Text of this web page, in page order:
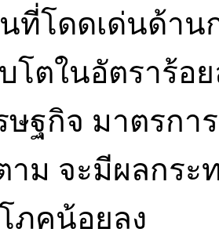
ที่โดดเด่นด้าน
บโตในอัตราร้อ
ษฐกิจ มาตรกา
าม จะมีผลกร
ภคน้อยลง